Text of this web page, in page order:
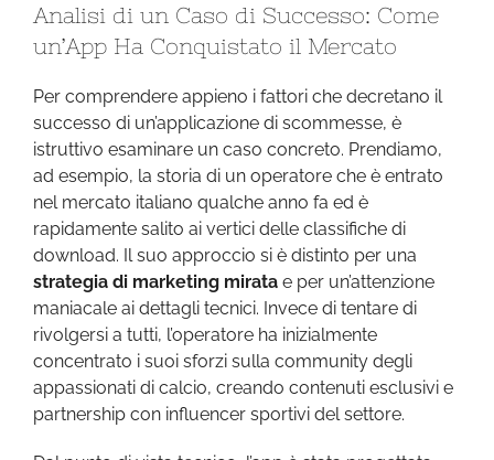
Analisi di un Caso di Successo: Come
un’App Ha Conquistato il Mercato
Per comprendere appieno i fattori che decretano il
successo di un’applicazione di scommesse, è
istruttivo esaminare un caso concreto. Prendiamo,
ad esempio, la storia di un operatore che è entrato
nel mercato italiano qualche anno fa ed è
rapidamente salito ai vertici delle classifiche di
download. Il suo approccio si è distinto per una
strategia di marketing mirata e per un’attenzione
maniacale ai dettagli tecnici. Invece di tentare di
rivolgersi a tutti, l’operatore ha inizialmente
concentrato i suoi sforzi sulla community degli
appassionati di calcio, creando contenuti esclusivi e
partnership con influencer sportivi del settore.